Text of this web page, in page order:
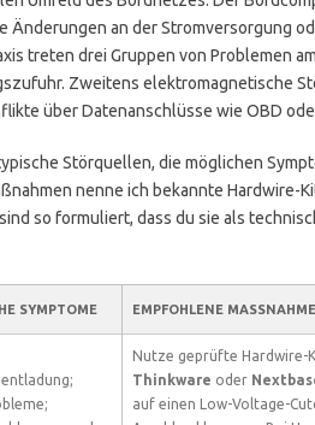
Änderungen an der Stromversorgung
treten drei Gruppen von Problemen
Zweitens elektromagnetische
über Datenanschlüsse wie OBD
Störquellen, die möglichen
nenne ich bekannte Hardwire-
so formuliert, dass du sie als
SYMPTOME EMPFOHLENE MASSNAHMEN
Nutze geprüfte Hardwire-
Thinkware oder
auf einen Low-Voltage-